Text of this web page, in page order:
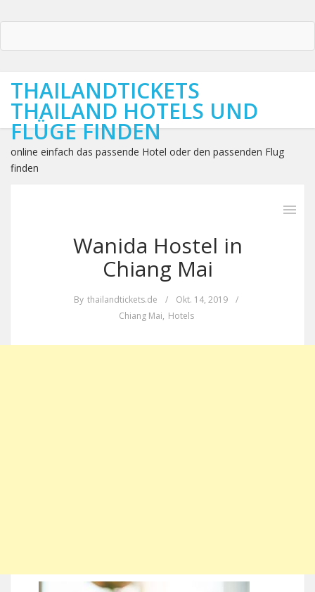
THAILANDTICKETS
THAILAND HOTELS UND
FLÜGE FINDEN
online einfach das passende Hotel oder den passenden Flug
finden
Wanida Hostel in
Chiang Mai
By thailandtickets.de / Okt. 14, 2019
/
Chiang Mai, Hotels